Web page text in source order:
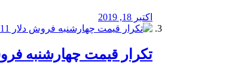
اکتبر 18, 2019
تکرار قیمت چهارشنبه فروش